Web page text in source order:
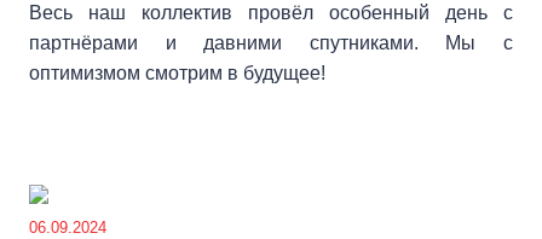
Весь наш коллектив провёл особенный день с
партнёрами и давними спутниками. Мы с
оптимизмом смотрим в будущее!
06.09.2024